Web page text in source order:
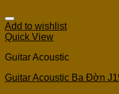
Add to wishlist
Quick View
Guitar Acoustic
Guitar Acoustic Ba Đờn